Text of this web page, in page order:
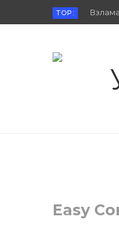
TOP:
Easy